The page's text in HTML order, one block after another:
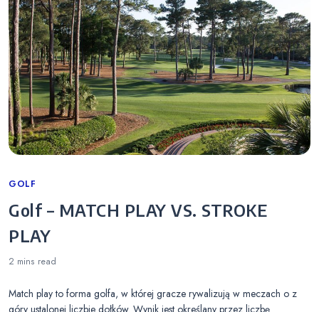
Categories
GOLF
Golf – MATCH PLAY VS. STROKE
PLAY
2 mins read
Match play to forma golfa, w której gracze rywalizują w meczach o z
góry ustalonej liczbie dołków. Wynik jest określany przez liczbę